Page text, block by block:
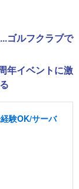
ゴルフクラブで
年イベントに激
験OK/サーバ